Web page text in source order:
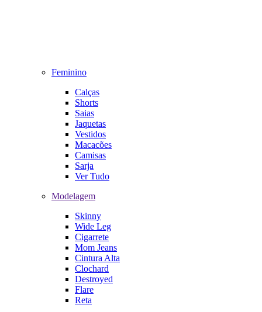
Feminino
Calças
Shorts
Saias
Jaquetas
Vestidos
Macacões
Camisas
Sarja
Ver Tudo
Modelagem
Skinny
Wide Leg
Cigarrete
Mom Jeans
Cintura Alta
Clochard
Destroyed
Flare
Reta